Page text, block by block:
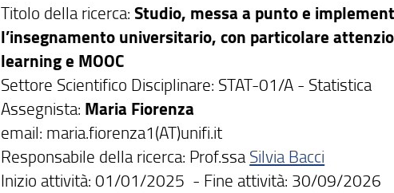
Titolo della ricerca:Studio, messa a punto e
l’insegnamento universitario, con particolare
learning e MOOC
Settore Scientifico Disciplinare: STAT-01/A - Statistica
Assegnista: Maria Fiorenza
email: maria.fiorenza1(AT)unifi.it
Responsabile della ricerca: Prof.ssaSilvia Bacci
Inizio attività: 01/01/2025 - Fine attività: 30/09/2026